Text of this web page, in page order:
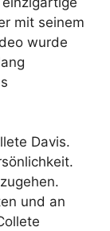
mit seinem
wurde
Davis.
und an